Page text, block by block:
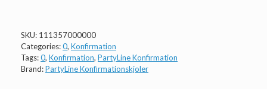
SKU: 111357000000
Categories:0, Konfirmation
Tags:0, Konfirmation, PartyLine Konfirmation
Brand:PartyLine Konfirmationskjoler